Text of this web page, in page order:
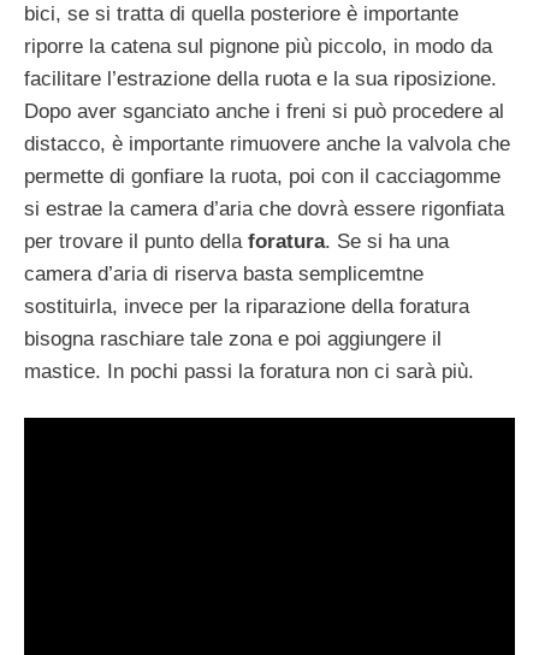
bici, se si tratta di quella posteriore è importante
riporre la catena sul pignone più piccolo, in modo da
facilitare l’estrazione della ruota e la sua riposizione.
Dopo aver sganciato anche i freni si può procedere al
distacco, è importante rimuovere anche la valvola che
permette di gonfiare la ruota, poi con il cacciagomme
si estrae la camera d’aria che dovrà essere rigonfiata
per trovare il punto della foratura. Se si ha una
camera d’aria di riserva basta semplicemtne
sostituirla, invece per la riparazione della foratura
bisogna raschiare tale zona e poi aggiungere il
mastice. In pochi passi la foratura non ci sarà più.